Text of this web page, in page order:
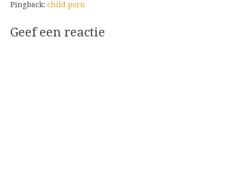
Pingback: child porn
Geef een reactie